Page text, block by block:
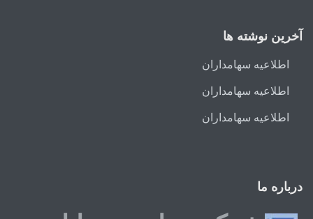
آخرین نوشته ها
اطلاعیه سهامداران
اطلاعیه سهامداران
اطلاعیه سهامداران
درباره ما